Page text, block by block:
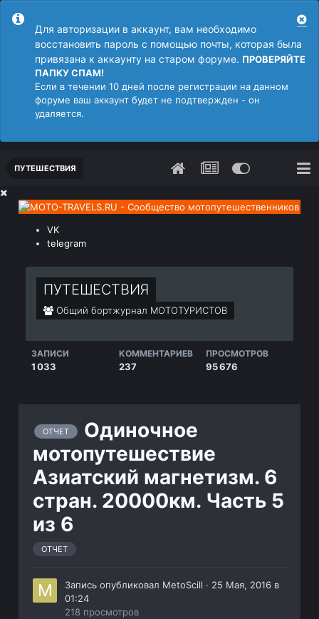
Для авторизации в аккаунт, вам необходимо
восстановить пароль с помощью почты, которая была
привязана к аккаунту на старом форуме. ПРОВЕРЯЙТЕ
ПАПКУ СПАМ!
Если в течении 10 дней после регистрации на данном
форуме ваш аккаунт будет не подтвержден - он
удаляется.
ПУТЕШЕСТВИЯ
VK
telegram
ПУТЕШЕСТВИЯ
Общий бортжурнал МОТОТУРИСТОВ
ЗАПИСИ
1 033
КОММЕНТАРИЕВ
237
ПРОСМОТРОВ
95 676
ОТЧЕТ
Одиночное
мотопутешествие
Азиатский магнетизм. 6
стран. 20000км. Часть 5
из 6
ОТЧЕТ
Запись опубликовал MetoScill · 25 Мая, 2016 в
01:24
218 просмотров